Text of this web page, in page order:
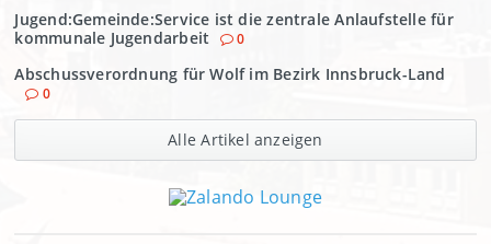
Jugend:Gemeinde:Service ist die zentrale Anlaufstelle für
kommunale Jugendarbeit
0
Abschussverordnung für Wolf im Bezirk Innsbruck-Land
0
Alle Artikel anzeigen